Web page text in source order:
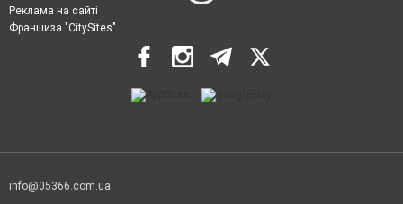
Реклама на сайті
Франшиза "CitySites"
info@05366.com.ua